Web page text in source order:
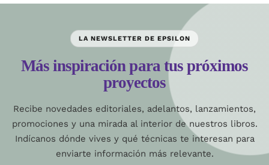
LA NEWSLETTER DE EPSILON
Más inspiración para tus próximos
proyectos
Recibe novedades editoriales, adelantos, lanzamientos,
promociones y una mirada al interior de nuestros libros.
Indícanos dónde vives y qué técnicas te interesan para
enviarte información más relevante.